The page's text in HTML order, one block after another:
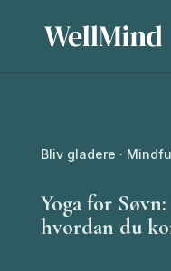
Bliv gladere ·
Yoga for
hvordan du